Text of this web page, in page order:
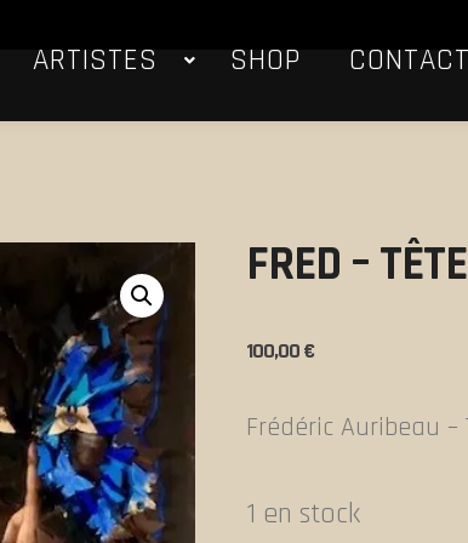
ARTISTES SHOP CONTACT
FRED –
100,00€
Frédéric Auribeau
1 en stock